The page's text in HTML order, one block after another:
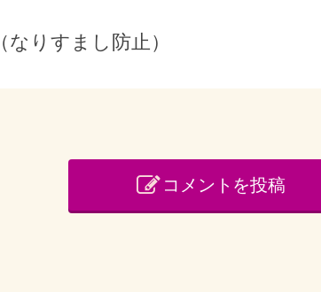
（なりすまし防止）
コメントを投稿